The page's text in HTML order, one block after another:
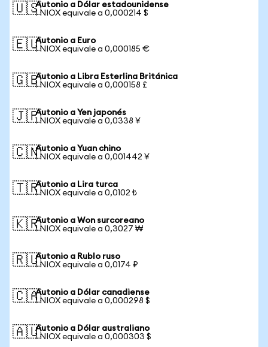
🇺🇸Autonio a Dólar estadounidense
1 NIOX equivale a 0,000214 $
🇪🇺Autonio a Euro
1 NIOX equivale a 0,000185 €
🇬🇧Autonio a Libra Esterlina Británica
1 NIOX equivale a 0,000158 £
🇯🇵Autonio a Yen japonés
1 NIOX equivale a 0,0338 ¥
🇨🇳Autonio a Yuan chino
1 NIOX equivale a 0,001442 ¥
🇹🇷Autonio a Lira turca
1 NIOX equivale a 0,0102 ₺
🇰🇷Autonio a Won surcoreano
1 NIOX equivale a 0,3027 ₩
🇷🇺Autonio a Rublo ruso
1 NIOX equivale a 0,0174 ₽
🇨🇦Autonio a Dólar canadiense
1 NIOX equivale a 0,000298 $
🇦🇺Autonio a Dólar australiano
1 NIOX equivale a 0,000303 $